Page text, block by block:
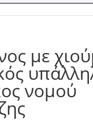
με
νομού